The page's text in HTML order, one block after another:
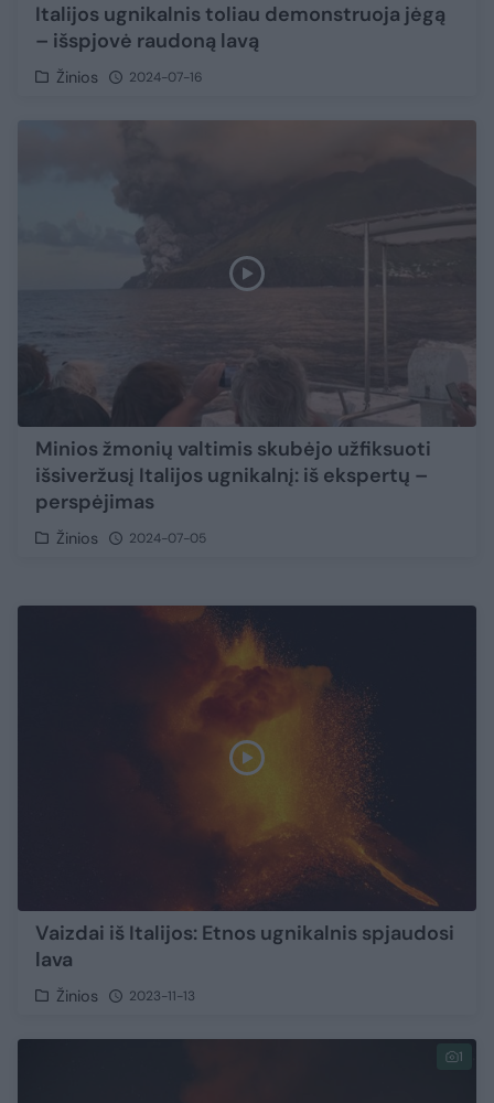
Italijos ugnikalnis toliau demonstruoja jėgą
– išspjovė raudoną lavą
Žinios 2024-07-16
Minios žmonių valtimis skubėjo užfiksuoti
išsiveržusį Italijos ugnikalnį: iš ekspertų –
perspėjimas
Žinios 2024-07-05
Vaizdai iš Italijos: Etnos ugnikalnis spjaudosi
lava
Žinios 2023-11-13
1